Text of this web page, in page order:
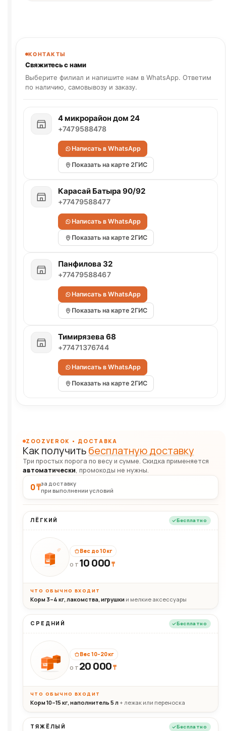
КОНТАКТЫ
Свяжитесь с нами
Выберите филиал и напишите нам в WhatsApp. Ответим
по наличию, самовывозу и заказу.
4 микрорайон дом 24
+7479588478
Написать в WhatsApp
Показать на карте 2ГИС
Карасай Батыра 90/92
+77479588477
Написать в WhatsApp
Показать на карте 2ГИС
Панфилова 32
+77479588467
Написать в WhatsApp
Показать на карте 2ГИС
Тимирязева 68
+77471376744
Написать в WhatsApp
Показать на карте 2ГИС
ZOOZVEROK • ДОСТАВКА
Как получитьбесплатную доставку
Три простых порога по весу и сумме. Скидка применяется
автоматически, промокоды не нужны.
0 ₸за доставку
при выполнении условий
ЛЁГКИЙ Бесплатно
10кг
Вес до 10 кг
ОТ 10 000₸
ЧТО ОБЫЧНО ВХОДИТ
Корм 3–4 кг, лакомства, игрушки и мелкие аксессуары
СРЕДНИЙ Бесплатно
20кг
Вес 10–20 кг
ОТ 20 000₸
ЧТО ОБЫЧНО ВХОДИТ
Корм 10–15 кг, наполнитель 5 л+ лежак или переноска
ТЯЖЁЛЫЙ Бесплатно